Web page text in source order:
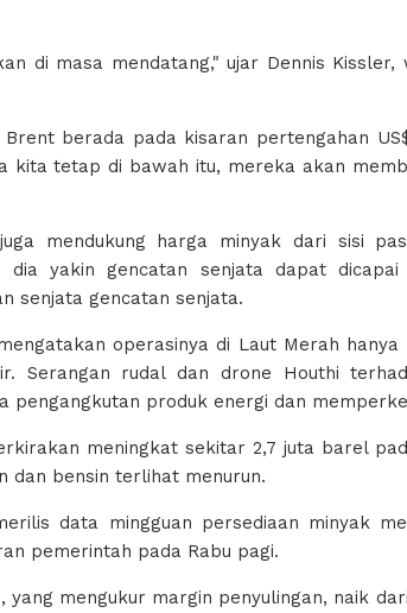
di masa mendatang," ujar Dennis Kissler,
berada pada kisaran pertengahan
kita tetap di bawah itu, mereka akan
mendukung harga minyak dari sisi
dia yakin gencatan senjata dapat
senjata gencatan senjata.
operasinya di Laut Merah
Serangan rudal dan drone Houthi
pengangkutan produk energi dan
meningkat sekitar 2,7 juta barel
dan bensin terlihat menurun.
data mingguan persediaan minyak
pemerintah pada Rabu pagi.
mengukur margin penyulingan, naik